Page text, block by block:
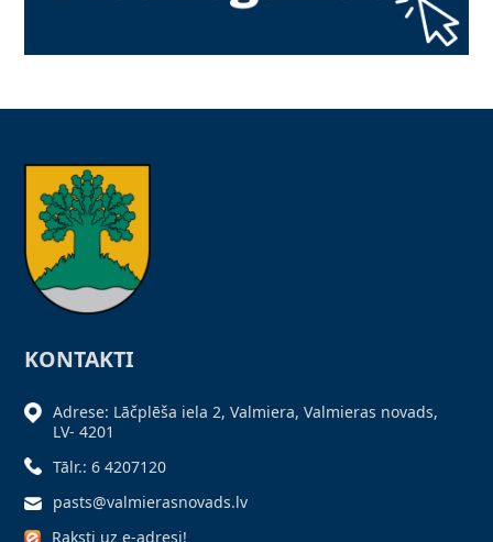
KONTAKTI
Adrese: Lāčplēša iela 2, Valmiera, Valmieras novads,
LV- 4201
Tālr.: 6 4207120
pasts@valmierasnovads.lv
Raksti uz e-adresi!